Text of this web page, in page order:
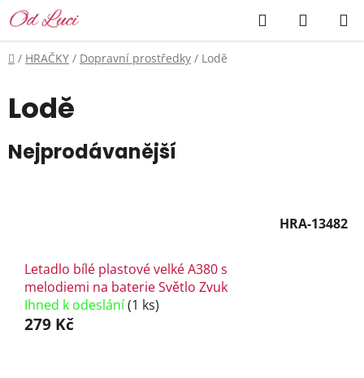
Přejít
na
obsah
Hledat
KOŠÍK
Domů
/ HRAČKY / Dopravní prostředky / Lodě
Lodě
Nejprodávanější
HRA-13482
Letadlo bílé plastové velké A380 s
melodiemi na baterie Světlo Zvuk
Ihned k odeslání(1 ks)
279 Kč